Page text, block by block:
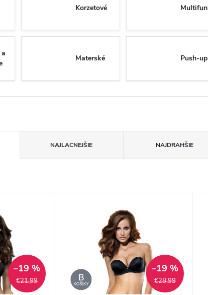
Korzetové
Materské Push-up
NAJLACNEJŠIE NAJDRAHŠIE
€21,99
–19 %
€28,99
–19 %